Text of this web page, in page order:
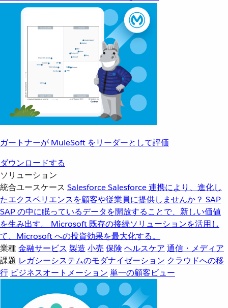
ガートナーが MuleSoft をリーダーとして評価
ダウンロードする
ソリューション
統合ユースケース SalesforceSalesforce 連携により、進化し
たエクスペリエンスを顧客や従業員に提供しませんか？ SAP
SAP の中に眠っているデータを開放することで、新しい価値
を生み出す。
Microsoft 既存の接続ソリューションを活用し
て、Microsoft への投資効果を最大化する。
業種金融サービス 製造 小売 保険 ヘルスケア 通信・メディア
課題 レガシーシステムのモダナイゼーション クラウドへの移
行 ビジネスオートメーション 単一の顧客ビュー